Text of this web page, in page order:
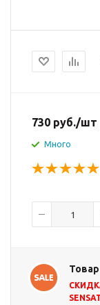
730 руб./шт
Много